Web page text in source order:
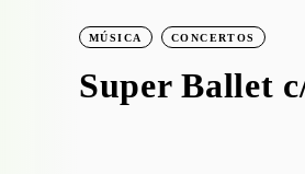
MÚSICA CONCERTOS
Super Ballet